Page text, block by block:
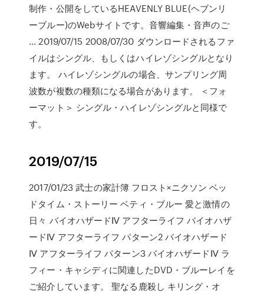
制作・公開をしているHEAVENLY BLUE(ヘブンリ
ーブルー)のWebサイトです。音響編集・音声のご
… 2019/07/15 2008/07/30 ダウンロードされるファ
イルはシングル、もしくはハイレゾシングルとなり
ます。 ハイレゾシングルの場合、サンプリング周
波数が複数の種類になる場合があります。 ＜フォ
ーマット＞ シングル・ハイレゾシングルと同様で
す。
2019/07/15
2017/01/23 武士の家計簿 フロスト×ニクソン ベッ
ドタイム・ストーリー ベティ・ブルー 愛と激情の
日々 バイオハザードⅣ アフターライフ バイオハザ
ードⅣ アフターライフ パターン2 バイオハザード
Ⅳ アフターライフ パターン3 バイオハザードⅣ ラ
フィー・キャシディに関連したDVD・ブルーレイを
ご紹介しています。 聖なる鹿殺し キリング・オ